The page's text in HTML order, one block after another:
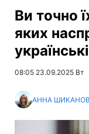
Ви точно
яких
08:05 23.09.2025 Вт
АННА